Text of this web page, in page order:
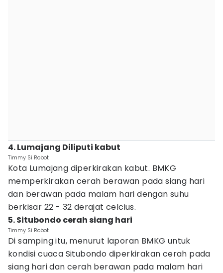
4. Lumajang Diliputi kabut
Timmy Si Robot
Kota Lumajang diperkirakan kabut. BMKG
memperkirakan cerah berawan pada siang hari
dan berawan pada malam hari dengan suhu
berkisar 22 - 32 derajat celcius.
5. Situbondo cerah siang hari
Timmy Si Robot
Di samping itu, menurut laporan BMKG untuk
kondisi cuaca Situbondo diperkirakan cerah pada
siang hari dan cerah berawan pada malam hari